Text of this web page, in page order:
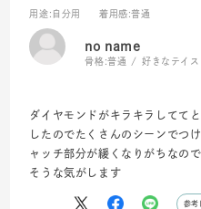
用途 :自分用 着用感 :普通
no name
骨格:普通 好きなテイス
ダイヤモンドがキラキラしてて
したのでたくさんのシーンでつ
ャッチ部分が緩くなりがちなの
そうな気がします
参考